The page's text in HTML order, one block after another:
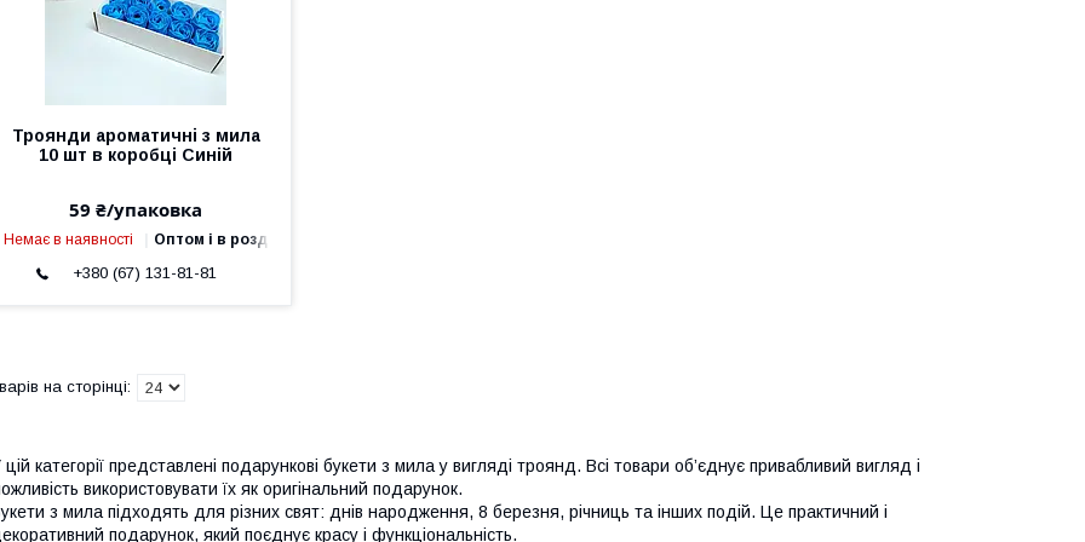
Троянди ароматичні з мила
10 шт в коробці Синій
59 ₴/упаковка
Немає в наявності Оптом і в роздріб
+380 (67) 131-81-81
цій категорії представлені подарункові букети з мила у вигляді троянд. Всі товари об’єднує привабливий вигляд і
використовувати їх як оригінальний подарунок.
з мила підходять для різних свят: днів народження, 8 березня, річниць та інших подій. Це практичний і
подарунок, який поєднує красу і функціональність.